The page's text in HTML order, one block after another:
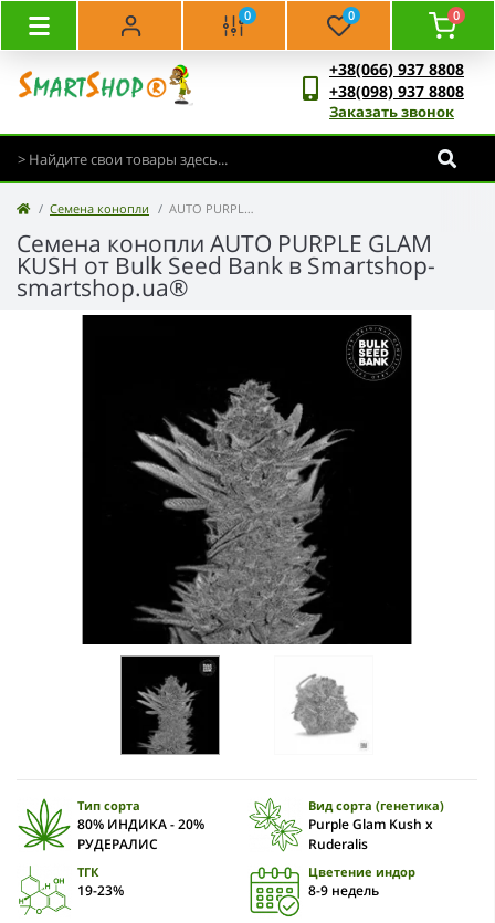
0 0 0
+38(066) 937 8808
+38(098) 937 8808
Заказать звонок
Семена конопли AUTO PURPLE GLAM KUSH - Bulk Seed Bank
Семена конопли AUTO PURPLE GLAM
KUSH от Bulk Seed Bank в Smartshop-
smartshop.ua®
Тип сорта
80% ИНДИКА - 20%
РУДЕРАЛИС
Вид сорта (генетика)
Purple Glam Kush x
Ruderalis
ТГК
19-23%
Цветение индор
8-9 недель